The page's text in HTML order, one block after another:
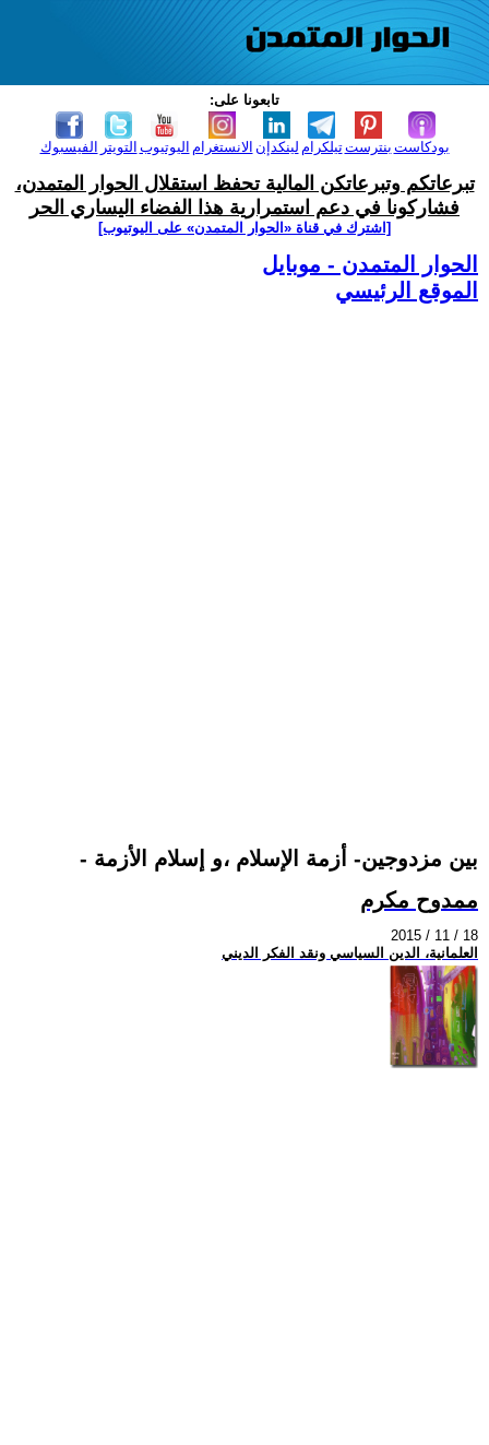
تابعونا على:
الفيسبوك التويتر اليوتيوب الانستغرام لينكدإن تيلكرامبنترست بودكاست
تبرعاتكم وتبرعاتكن المالية تحفظ استقلال الحوار المتمدن،
فشاركونا في دعم استمرارية هذا الفضاء اليساري الحر
[اشترك في قناة ‫«الحوار المتمدن» على اليوتيوب]
الحوار المتمدن - موبايل
الموقع الرئيسي
- بين مزدوجين- أزمة الإسلام ،و إسلام الأزمة
ممدوح مكرم
2015 / 11 / 18
العلمانية، الدين السياسي ونقد الفكر الديني